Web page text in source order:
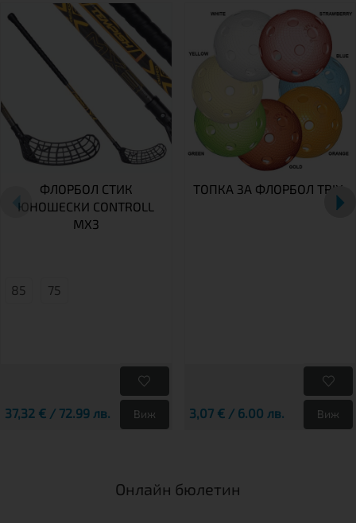
ФЛОРБОЛ СТИК
ЮНОШЕСКИ CONTROLL
MX3
85 75
37,32 € / 72.99 лв. Виж
ТОПКА ЗА ФЛОРБОЛ TRIX.
3,07 € / 6.00 лв. Виж
Онлайн бюлетин